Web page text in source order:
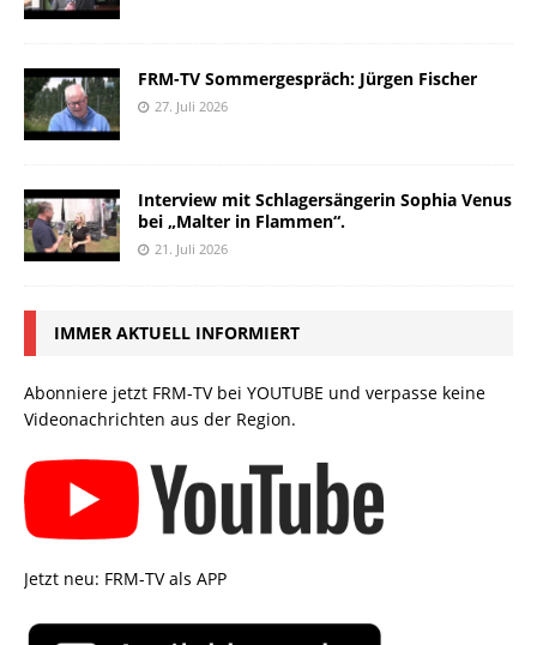
FRM-TV Sommergespräch: Jürgen Fischer
27. Juli 2026
Interview mit Schlagersängerin Sophia Venus
bei „Malter in Flammen“.
21. Juli 2026
IMMER AKTUELL INFORMIERT
Abonniere jetzt FRM-TV bei YOUTUBE und verpasse keine
Videonachrichten aus der Region.
Jetzt neu: FRM-TV als APP